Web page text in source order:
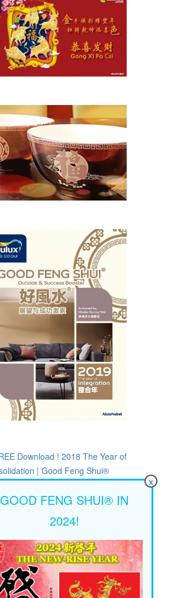
x
GOOD FENG SHUI® IN
2024!